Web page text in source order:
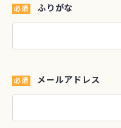
必須 ふりがな
必須 メールアドレス